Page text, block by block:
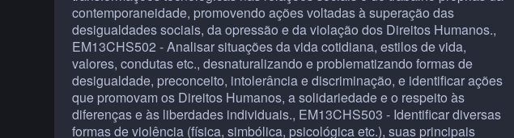
contemporaneidade, promovendo ações voltadas à superação das
desigualdades sociais, da opressão e da violação dos Direitos Humanos.,
EM13CHS502 - Analisar situações da vida cotidiana, estilos de vida,
valores, condutas etc., desnaturalizando e problematizando formas de
desigualdade, preconceito, intolerância e discriminação, e identificar ações
que promovam os Direitos Humanos, a solidariedade e o respeito às
diferenças e às liberdades individuais., EM13CHS503 - Identificar diversas
formas de violência (física, simbólica, psicológica etc.), suas principais